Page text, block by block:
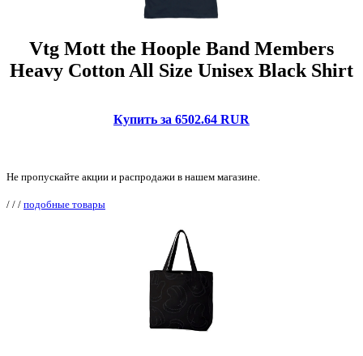
Vtg Mott the Hoople Band Members
Heavy Cotton All Size Unisex Black Shirt
Купить за 6502.64 RUR
Не пропускайте акции и распродажи в нашем магазине.
/ / / подобные товары